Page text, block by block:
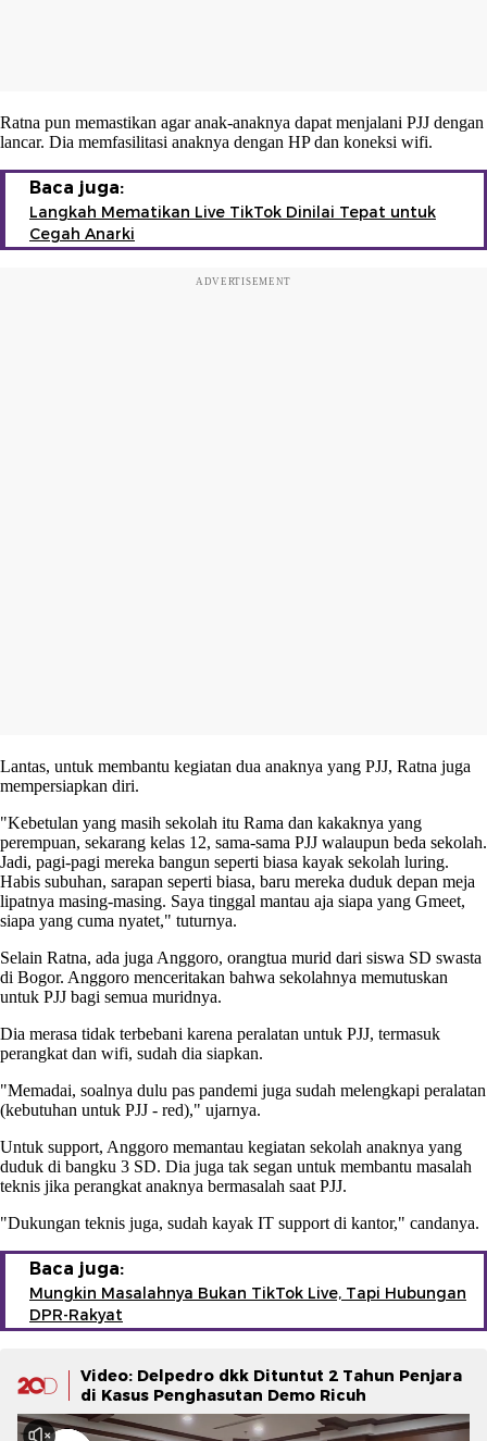
Ratna pun memastikan agar anak-anaknya dapat menjalani PJJ dengan
lancar. Dia memfasilitasi anaknya dengan HP dan koneksi wifi.
Baca juga:
Langkah Mematikan Live TikTok Dinilai Tepat untuk
Cegah Anarki
ADVERTISEMENT
Lantas, untuk membantu kegiatan dua anaknya yang PJJ, Ratna juga
mempersiapkan diri.
"Kebetulan yang masih sekolah itu Rama dan kakaknya yang
perempuan, sekarang kelas 12, sama-sama PJJ walaupun beda sekolah.
Jadi, pagi-pagi mereka bangun seperti biasa kayak sekolah luring.
Habis subuhan, sarapan seperti biasa, baru mereka duduk depan meja
lipatnya masing-masing. Saya tinggal mantau aja siapa yang Gmeet,
siapa yang cuma nyatet," tuturnya.
Selain Ratna, ada juga Anggoro, orangtua murid dari siswa SD swasta
di Bogor. Anggoro menceritakan bahwa sekolahnya memutuskan
untuk PJJ bagi semua muridnya.
Dia merasa tidak terbebani karena peralatan untuk PJJ, termasuk
perangkat dan wifi, sudah dia siapkan.
"Memadai, soalnya dulu pas pandemi juga sudah melengkapi peralatan
(kebutuhan untuk PJJ - red)," ujarnya.
Untuk support, Anggoro memantau kegiatan sekolah anaknya yang
duduk di bangku 3 SD. Dia juga tak segan untuk membantu masalah
teknis jika perangkat anaknya bermasalah saat PJJ.
"Dukungan teknis juga, sudah kayak IT support di kantor," candanya.
Baca juga:
Mungkin Masalahnya Bukan TikTok Live, Tapi Hubungan
DPR-Rakyat
Video: Delpedro dkk Dituntut 2 Tahun Penjara
di Kasus Penghasutan Demo Ricuh